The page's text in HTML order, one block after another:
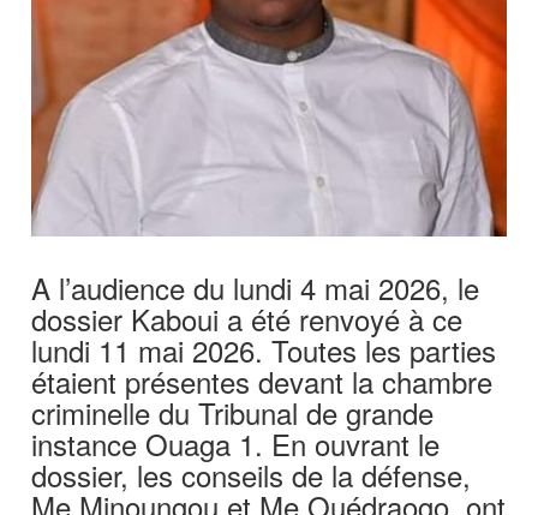
A l’audience du lundi 4 mai 2026, le
dossier Kaboui a été renvoyé à ce
lundi 11 mai 2026. Toutes les parties
étaient présentes devant la chambre
criminelle du Tribunal de grande
instance Ouaga 1. En ouvrant le
dossier, les conseils de la défense,
Me Minoungou et Me Ouédraogo, ont